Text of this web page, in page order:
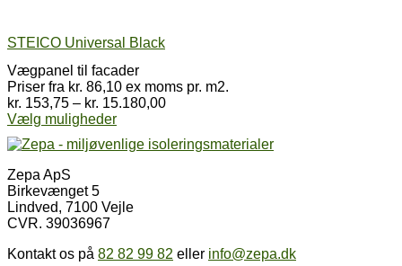
STEICO Universal Black
Vægpanel til facader
Priser fra kr. 86,10 ex moms pr. m2.
kr. 153,75 – kr. 15.180,00Prisinterval:
kr. 15.180,00
Vælg mulighederDette
har
Mulighederne
kan
på
Zepa ApS
Birkevænget 5
Lindved, 7100 Vejle
CVR. 39036967
Kontakt os på 82 82 99 82 eller info@zepa.dk